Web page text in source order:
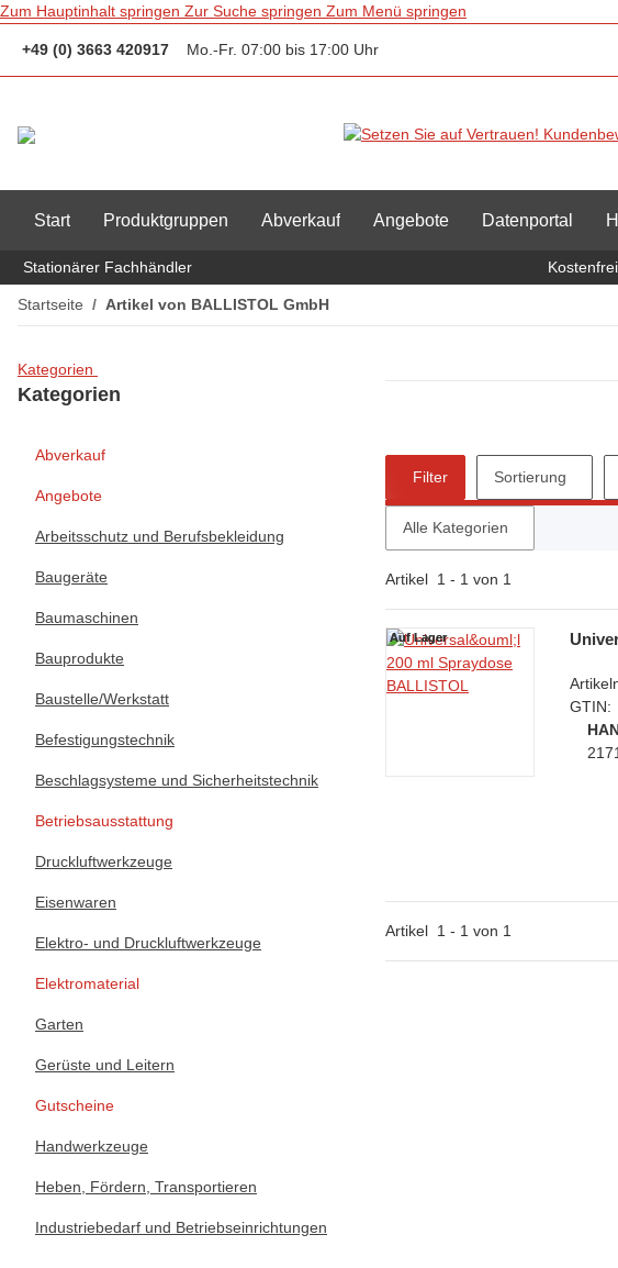
Zum Hauptinhalt springen Zur Suche springen Zum Menü springen
+49 (0) 3663 420917 Mo.-Fr. 07:00 bis 17:00 Uhr
Start Produktgruppen Abverkauf Angebote Datenportal
Stationärer Fachhändler
Startseite Artikel von BALLISTOL GmbH
Filter Sortierung
Alle Kategorien
Artikel 1 - 1 von 1
Auf Lager
Auf Lager
GTIN:
Artikel 1 - 1 von 1
Kategorien
Kategorien
Abverkauf
Angebote
Arbeitsschutz und Berufsbekleidung
Baugeräte
Baumaschinen
Bauprodukte
Baustelle/Werkstatt
Befestigungstechnik
Beschlagsysteme und Sicherheitstechnik
Betriebsausstattung
Druckluftwerkzeuge
Eisenwaren
Elektro- und Druckluftwerkzeuge
Elektromaterial
Garten
Gerüste und Leitern
Gutscheine
Handwerkzeuge
Heben, Fördern, Transportieren
Industriebedarf und Betriebseinrichtungen